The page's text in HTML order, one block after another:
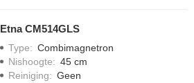
Etna CM514GLS
Type: Combimagnetron
Nishoogte: 45 cm
Reiniging: Geen